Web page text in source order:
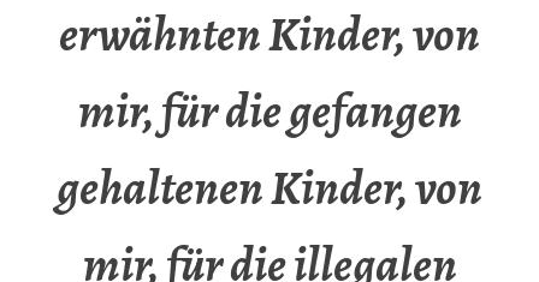
erwähnten Kinder, von
mir, für die gefangen
gehaltenen Kinder, von
mir, für die illegalen